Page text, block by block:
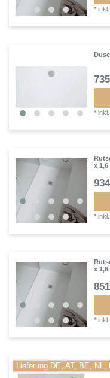
*
*
x 1,6
*
x 1,6
*
Lieferung DE, AT, BE, NL,